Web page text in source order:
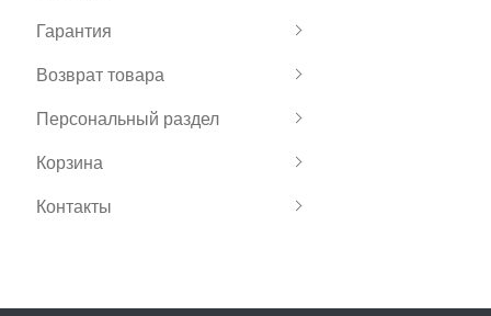
Гарантия
Возврат товара
Персональный раздел
Корзина
Контакты